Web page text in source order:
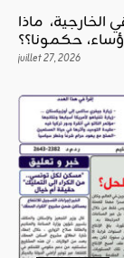
الخارجية، ماذا
حكمونا؟؟
juillet 27, 2026